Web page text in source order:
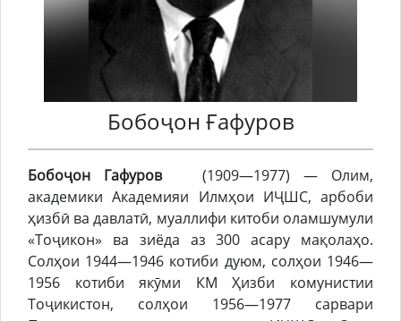
Бобоҷон Ғафуров
Бобоҷон Гафуров
(1909—1977) — Олим,
академики Академияи Илмҳои ИҶШС, арбоби
ҳизбӣ ва давлатӣ, муаллифи китоби оламшумули
«Тоҷикон» ва зиёда аз 300 асару мақолаҳо.
Солҳои 1944—1946 котиби дуюм, cолҳои 1946—
1956 котиби якӯми КМ Ҳизби комунистии
Тоҷикистон, cолҳои 1956—1977 сарвари